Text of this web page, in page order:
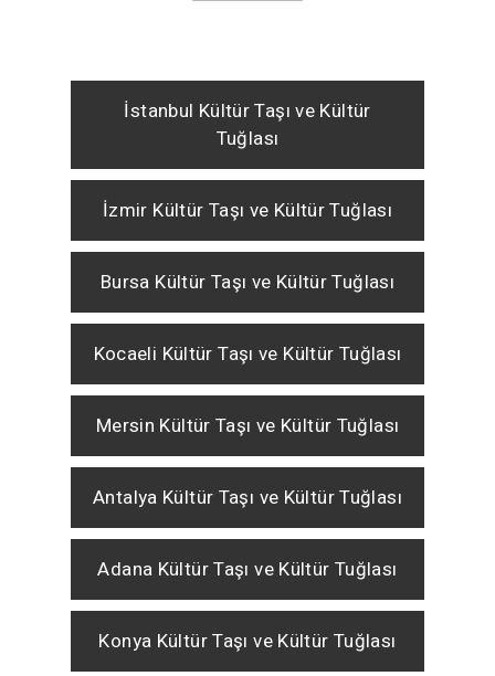
İstanbul Kültür Taşı ve Kültür
Tuğlası
İzmir Kültür Taşı ve Kültür Tuğlası
Bursa Kültür Taşı ve Kültür Tuğlası
Kocaeli Kültür Taşı ve Kültür Tuğlası
Mersin Kültür Taşı ve Kültür Tuğlası
Antalya Kültür Taşı ve Kültür Tuğlası
Adana Kültür Taşı ve Kültür Tuğlası
Konya Kültür Taşı ve Kültür Tuğlası